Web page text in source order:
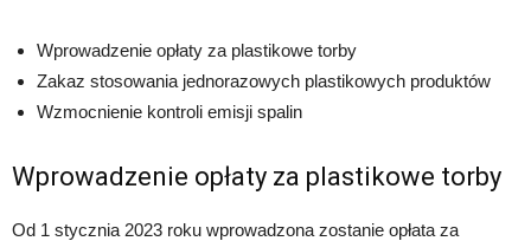
Wprowadzenie opłaty za plastikowe torby
Zakaz stosowania jednorazowych plastikowych produktów
Wzmocnienie kontroli emisji spalin
Wprowadzenie opłaty za plastikowe torby
Od 1 stycznia 2023 roku wprowadzona zostanie opłata za